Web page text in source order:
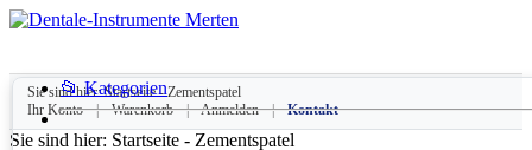
📂 Kategorien
Sie sind hier:Startseite -Zementspatel
Ihr Konto
| Warenkorb | Anmelden | Kontakt
Sie sind hier: Startseite - Zementspatel